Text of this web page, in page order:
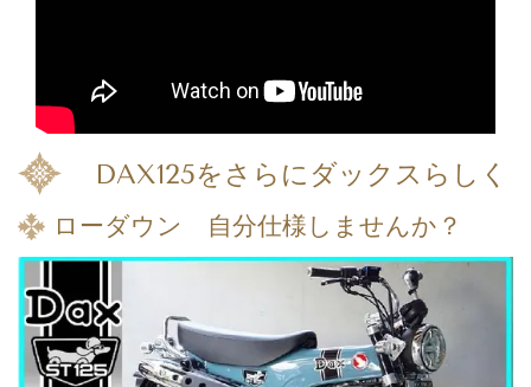
DAX125をさらにダックスらしく
ローダウン 自分仕様しませんか？